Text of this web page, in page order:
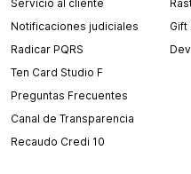
Servicio al cliente
Notificaciones judiciales
Radicar PQRS
Ten Card Studio F
Preguntas Frecuentes
Canal de Transparencia
Recaudo Credi 10
Gift